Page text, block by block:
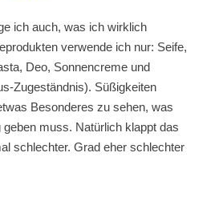
ich auch, was ich wirklich
verwende ich nur: Seife,
Deo, Sonnencreme und
Zugeständnis). Süßigkeiten
Besonderes zu sehen, was
geben muss. Natürlich klappt das
schlechter. Grad eher schlechter